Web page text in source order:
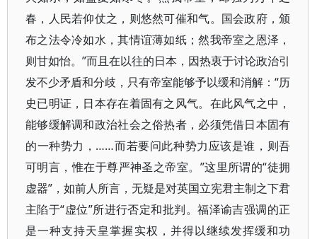
春，人民若仰仗之，则悠然可催和气。国会政府，颁
布之法令冷如水，其情谊薄如纸；然我帝室之恩泽，
则甘如怡。”而且在以往的日本，因热衷于讨论政治引
发不少矛盾和分歧，只有帝室能够予以缓和消解：“历
史已明证，日本存在着固有之风气。在此风气之中，
能够缓解调和政治社会之俗热者，必须凭借日本固有
的一种势力，……而若要问此种势力应该是谁，则吾
可明言，惟在于尊严神圣之帝室。”这里所谓的“徒拥
虚器”，如前人所言，无疑是对英国立宪君主制之下君
主陷于“虚位”所进行否定和批判。福泽谕吉强调的正
是一种支持天皇掌握实权，并得以继续发挥缓和功